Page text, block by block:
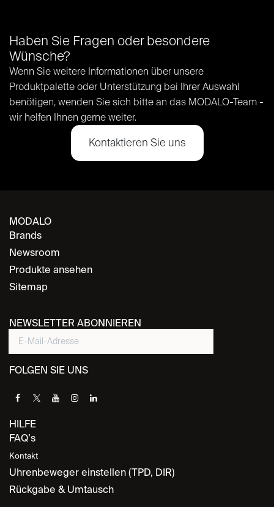
Haben Sie Fragen oder besondere
Wünsche?
Wenn Sie weitere Informationen über unsere
Produktpalette oder Unterstützung bei Ihrer Auswahl
benötigen, wenden Sie sich bitte an das MODALO-Team -
wir helfen Ihnen gerne weiter.
Kontaktieren Sie uns
MODALO
Brands
Newsroom
Produkte ansehen
Sitemap
NEWSLETTER ABONNIEREN
FOLGEN SIE UNS
HILFE
FAQ’s
Kontakt
Uhrenbeweger einstellen (TPD, DIR)
Rückgabe & Umtausch